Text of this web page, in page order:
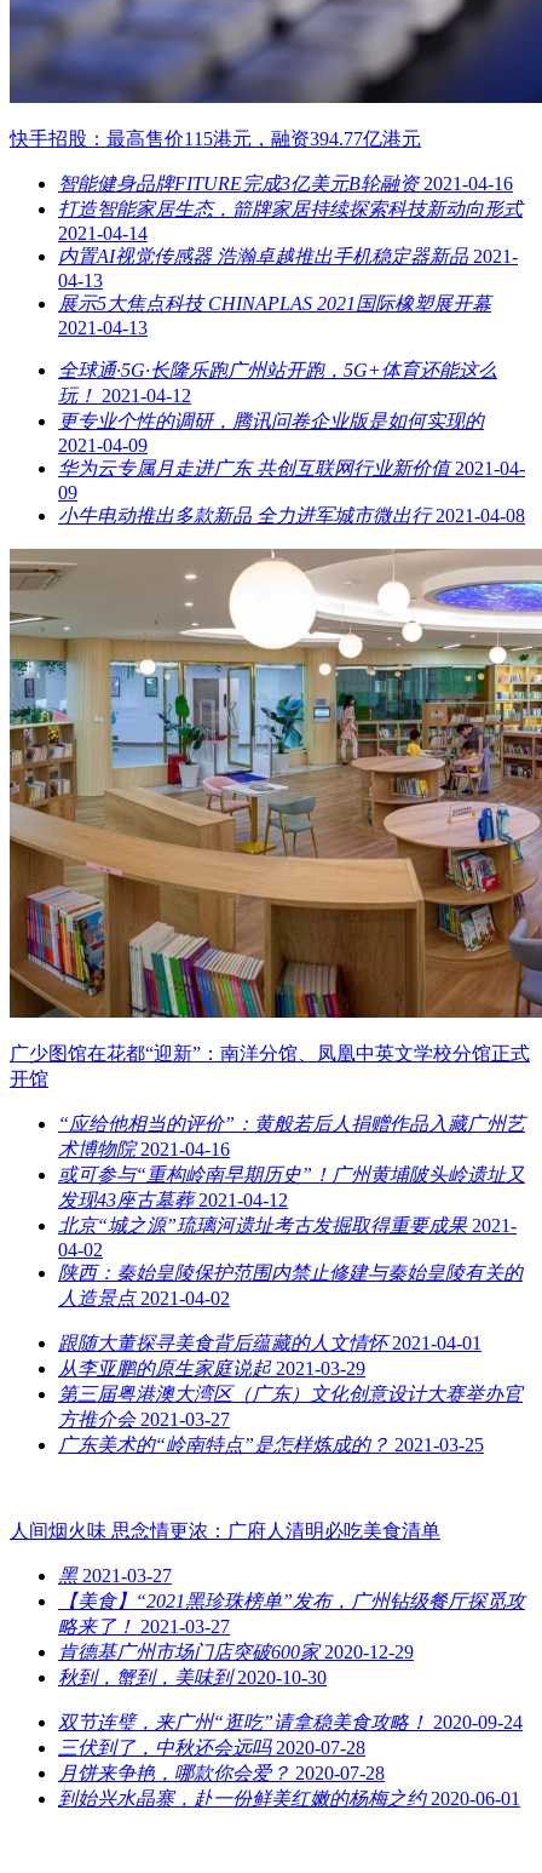
快手招股：最高售价115港元，融资394.77亿港元
智能健身品牌FITURE完成3亿美元B轮融资 2021-04-16
打造智能家居生态，箭牌家居持续探索科技新动向形式
2021-04-14
内置AI视觉传感器 浩瀚卓越推出手机稳定器新品 2021-
04-13
展示5大焦点科技 CHINAPLAS 2021国际橡塑展开幕
2021-04-13
全球通·5G·长隆乐跑广州站开跑，5G+体育还能这么
玩！ 2021-04-12
更专业个性的调研，腾讯问卷企业版是如何实现的
2021-04-09
华为云专属月走进广东 共创互联网行业新价值 2021-04-
09
小牛电动推出多款新品 全力进军城市微出行 2021-04-08
广少图馆在花都“迎新”：南洋分馆、凤凰中英文学校分馆正式
开馆
“应给他相当的评价”：黄般若后人捐赠作品入藏广州艺
术博物院 2021-04-16
或可参与“重构岭南早期历史”！广州黄埔陂头岭遗址又
发现43座古墓葬 2021-04-12
北京“城之源”琉璃河遗址考古发掘取得重要成果 2021-
04-02
陕西：秦始皇陵保护范围内禁止修建与秦始皇陵有关的
人造景点 2021-04-02
跟随大董探寻美食背后蕴藏的人文情怀 2021-04-01
从李亚鹏的原生家庭说起 2021-03-29
第三届粤港澳大湾区（广东）文化创意设计大赛举办官
方推介会 2021-03-27
广东美术的“岭南特点”是怎样炼成的？ 2021-03-25
人间烟火味 思念情更浓：广府人清明必吃美食清单
黑 2021-03-27
【美食】“2021黑珍珠榜单”发布，广州钻级餐厅探觅攻
略来了！ 2021-03-27
肯德基广州市场门店突破600家 2020-12-29
秋到，蟹到，美味到 2020-10-30
双节连璧，来广州“逛吃”请拿稳美食攻略！ 2020-09-24
三伏到了，中秋还会远吗 2020-07-28
月饼来争艳，哪款你会爱？ 2020-07-28
到始兴水晶寨，赴一份鲜美红嫩的杨梅之约 2020-06-01